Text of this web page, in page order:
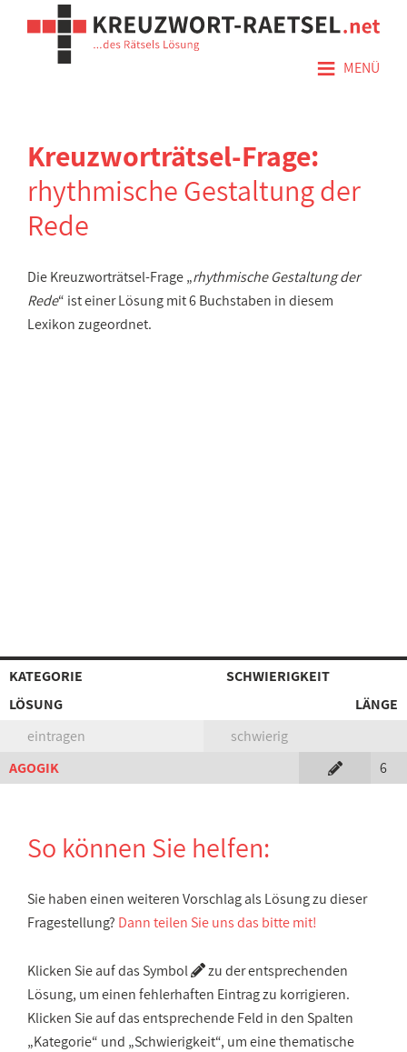
≡ MENÜ
Kreuzworträtsel-Frage:
rhythmische Gestaltung der
Rede
Die Kreuzworträtsel-Frage „rhythmische Gestaltung der
Rede“ ist einer Lösung mit 6 Buchstaben in diesem
Lexikon zugeordnet.
KATEGORIE
SCHWIERIGKEIT
LÖSUNG
LÄNGE
eintragen
schwierig
AGOGIK
6
So können Sie helfen:
Sie haben einen weiteren Vorschlag als Lösung zu dieser
Fragestellung? Dann teilen Sie uns das bitte mit!
Klicken Sie auf das Symbol
zu der entsprechenden
Lösung, um einen fehlerhaften Eintrag zu korrigieren.
Klicken Sie auf das entsprechende Feld in den Spalten
„Kategorie“ und „Schwierigkeit“, um eine thematische